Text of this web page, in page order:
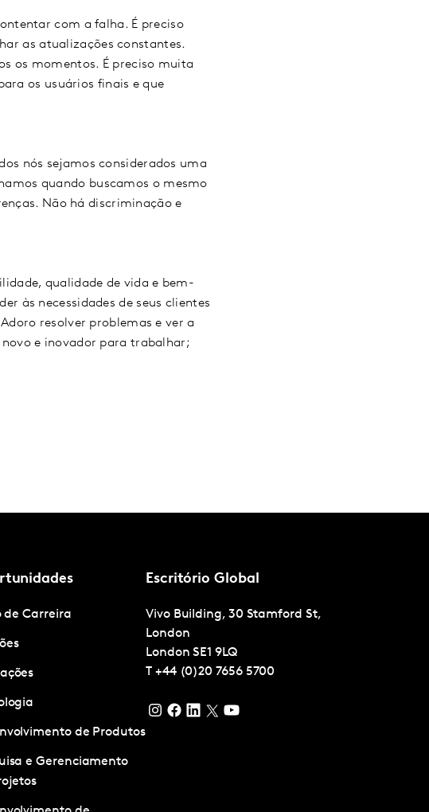
com a falha. É preciso
as atualizações constantes.
os momentos. É preciso muita
os usuários finais e que
nós sejamos considerados uma
quando buscamos o mesmo
Não há discriminação e
qualidade de vida e bem-
às necessidades de seus clientes
resolver problemas e ver a
novo e inovador para trabalhar;
de Carreira
de Produtos
e Gerenciamento
Escritório Global
Vivo Building, 30 Stamford St,
London
London SE1 9LQ
T +44 (0)20 7656 5700